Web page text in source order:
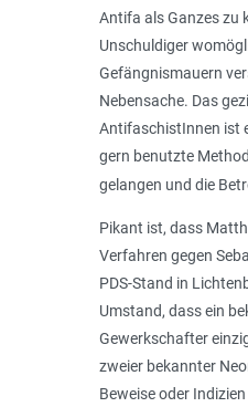
Antifa als Ganzes zu
Unschuldiger
Gefängnismauern
Nebensache. Das
AntifaschistInnen ist
gern benutzte
gelangen und die
Pikant ist, dass
Verfahren gegen
PDS-Stand in
Umstand, dass ein
Gewerkschafter
zweier bekannter
Beweise oder